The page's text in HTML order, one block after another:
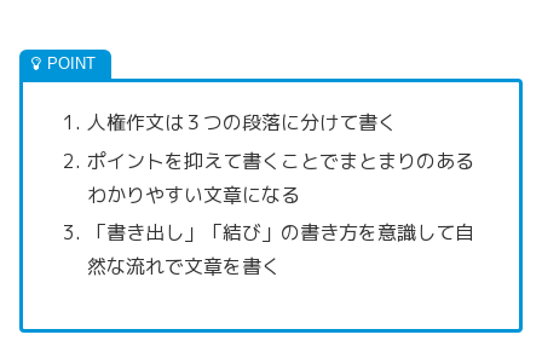
人権作文は３つの段落に分けて書く
ポイントを抑えて書くことでまとまりのある
わかりやすい文章になる
「書き出し」「結び」の書き方を意識して自
然な流れで文章を書く